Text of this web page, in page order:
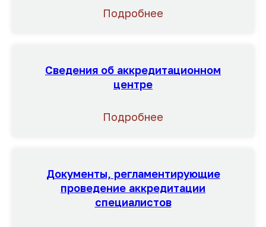
Подробнее
Сведения об аккредитационном
центре
Подробнее
Документы, регламентирующие
проведение аккредитации
специалистов